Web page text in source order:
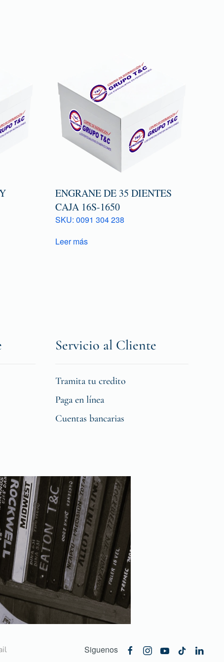
ENGRANE DE 35 DIENTES
CAJA 16S-1650
SKU: 0091 304 238
Leer más
Servicio al Cliente
Tramita tu credito
Paga en línea
Cuentas bancarias
Siguenos